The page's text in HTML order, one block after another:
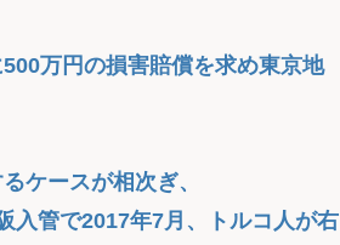
万円の損害賠償を求め東京地
ケースが相次ぎ、
入管で2017年7月、トルコ人が右